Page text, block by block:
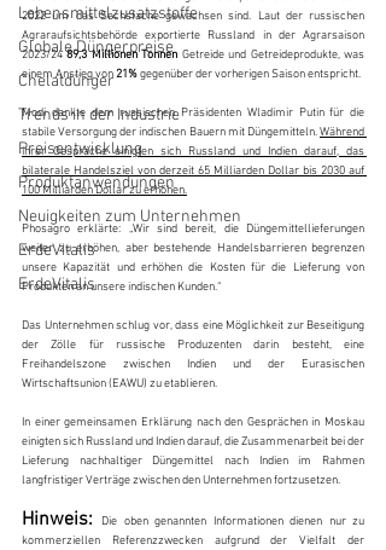
Lebensmittelzusatzstoffe
Globale Düngerpreise
Chelatdünger
Trends in der Industrie
Preisentwicklung
Produktanwendungen
Neuigkeiten zum Unternehmen
ErdeVitalis
ErdeVitalis
2022 um das Sechsfache gewachsen sind. Laut der russischen
Agraraufsichtsbehörde exportierte Russland in der Agrarsaison
2023/24 89,3 Millionen Tonnen Getreide und Getreideprodukte, was
einem Anstieg von 21% gegenüber der vorherigen Saison entspricht.
Modi dankte dem russischen Präsidenten Wladimir Putin für die
stabile Versorgung der indischen Bauern mit Düngemitteln. Während
ihrer Gespräche einigten sich Russland und Indien darauf, das
bilaterale Handelsziel von derzeit 65 Milliarden Dollar bis 2030 auf
100 Milliarden Dollar zu erhöhen.
Phosagro erklärte: „Wir sind bereit, die Düngemittellieferungen
weiter zu erhöhen, aber bestehende Handelsbarrieren begrenzen
unsere Kapazität und erhöhen die Kosten für die Lieferung von
Produkten an unsere indischen Kunden.“
Das Unternehmen schlug vor, dass eine Möglichkeit zur Beseitigung
der Zölle für russische Produzenten darin besteht, eine
Freihandelszone zwischen Indien und der Eurasischen
Wirtschaftsunion (EAWU) zu etablieren.
In einer gemeinsamen Erklärung nach den Gesprächen in Moskau
einigten sich Russland und Indien darauf, die Zusammenarbeit bei der
Lieferung nachhaltiger Düngemittel nach Indien im Rahmen
langfristiger Verträge zwischen den Unternehmen fortzusetzen.
Hinweis:
Die oben genannten Informationen dienen nur zu
kommerziellen Referenzzwecken aufgrund der Vielfalt der